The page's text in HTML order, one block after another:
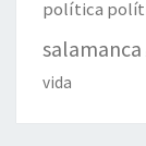
política
salamanca
vida